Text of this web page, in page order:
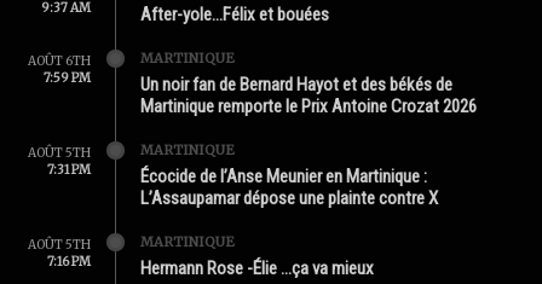
9:37 AM
After-yole…Félix et bouées
AOÛT 6TH
7:59 PM
MARTINIQUE
Un noir fan de Bernard Hayot et des békés de
Martinique remporte le Prix Antoine Crozat 2026
AOÛT 5TH
7:31 PM
MARTINIQUE
Écocide de l’Anse Meunier en Martinique :
L’Assaupamar dépose une plainte contre X
AOÛT 5TH
7:16 PM
MARTINIQUE
Hermann Rose -Élie …ça va mieux